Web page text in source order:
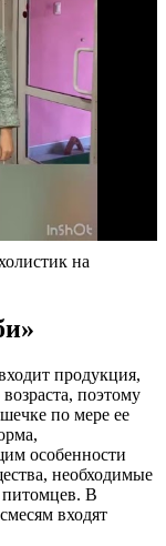
на
продукция,
поэтому
по мере ее
особенности
необходимые
питомцев. В
входят